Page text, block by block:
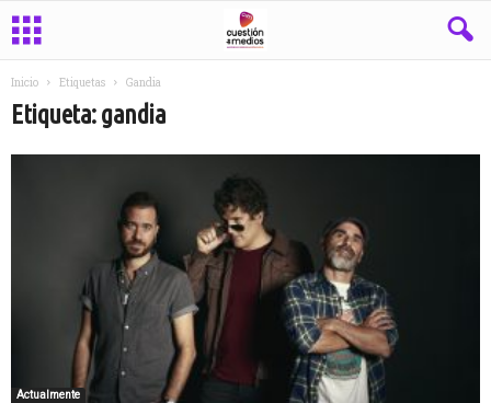
Inicio Etiquetas Gandia
Etiqueta: gandia
Actualmente